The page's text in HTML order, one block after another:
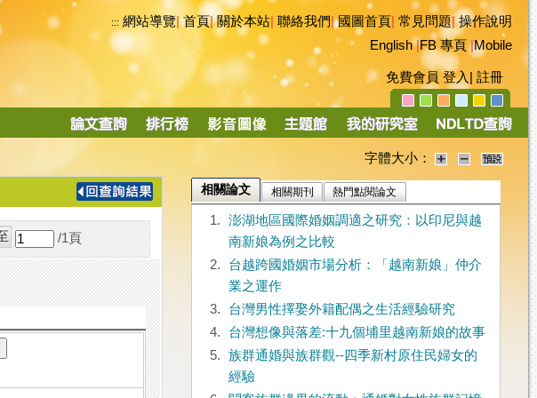
::: 網站導覽|首頁|關於本站 聯絡我們|國圖首頁 常見問題|操作說明
English|FB 專頁|Mobile
免費會員 登入 註冊
導
字體大小：
/1 頁
相關論文 相關期刊 熱門點閱論文
1.
澎湖地區國際婚姻調適之研究：以印尼與越
南新娘為例之比較
2.
台越跨國婚姻市場分析：「越南新娘」仲介
業之運作
3.
台灣男性擇娶外籍配偶之生活經驗研究
4.
台灣想像與落差:十九個埔里越南新娘的故事
5.
族群通婚與族群觀--四季新村原住民婦女的
經驗